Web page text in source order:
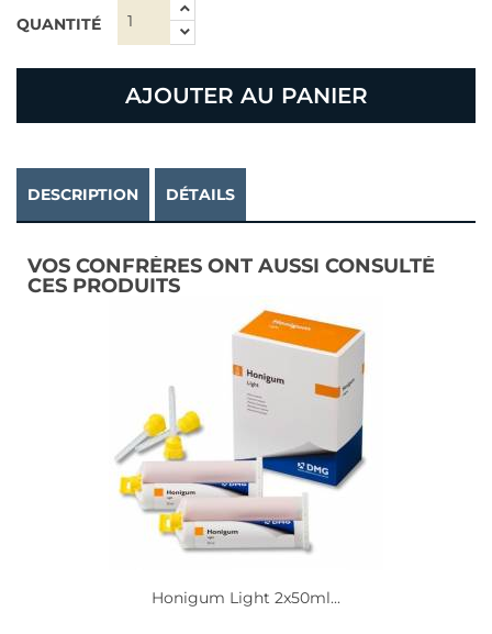
QUANTITÉ
AJOUTER AU PANIER
DESCRIPTION DÉTAILS
VOS CONFRÈRES ONT AUSSI CONSULTÉ
CES PRODUITS
Honigum Light 2x50ml...